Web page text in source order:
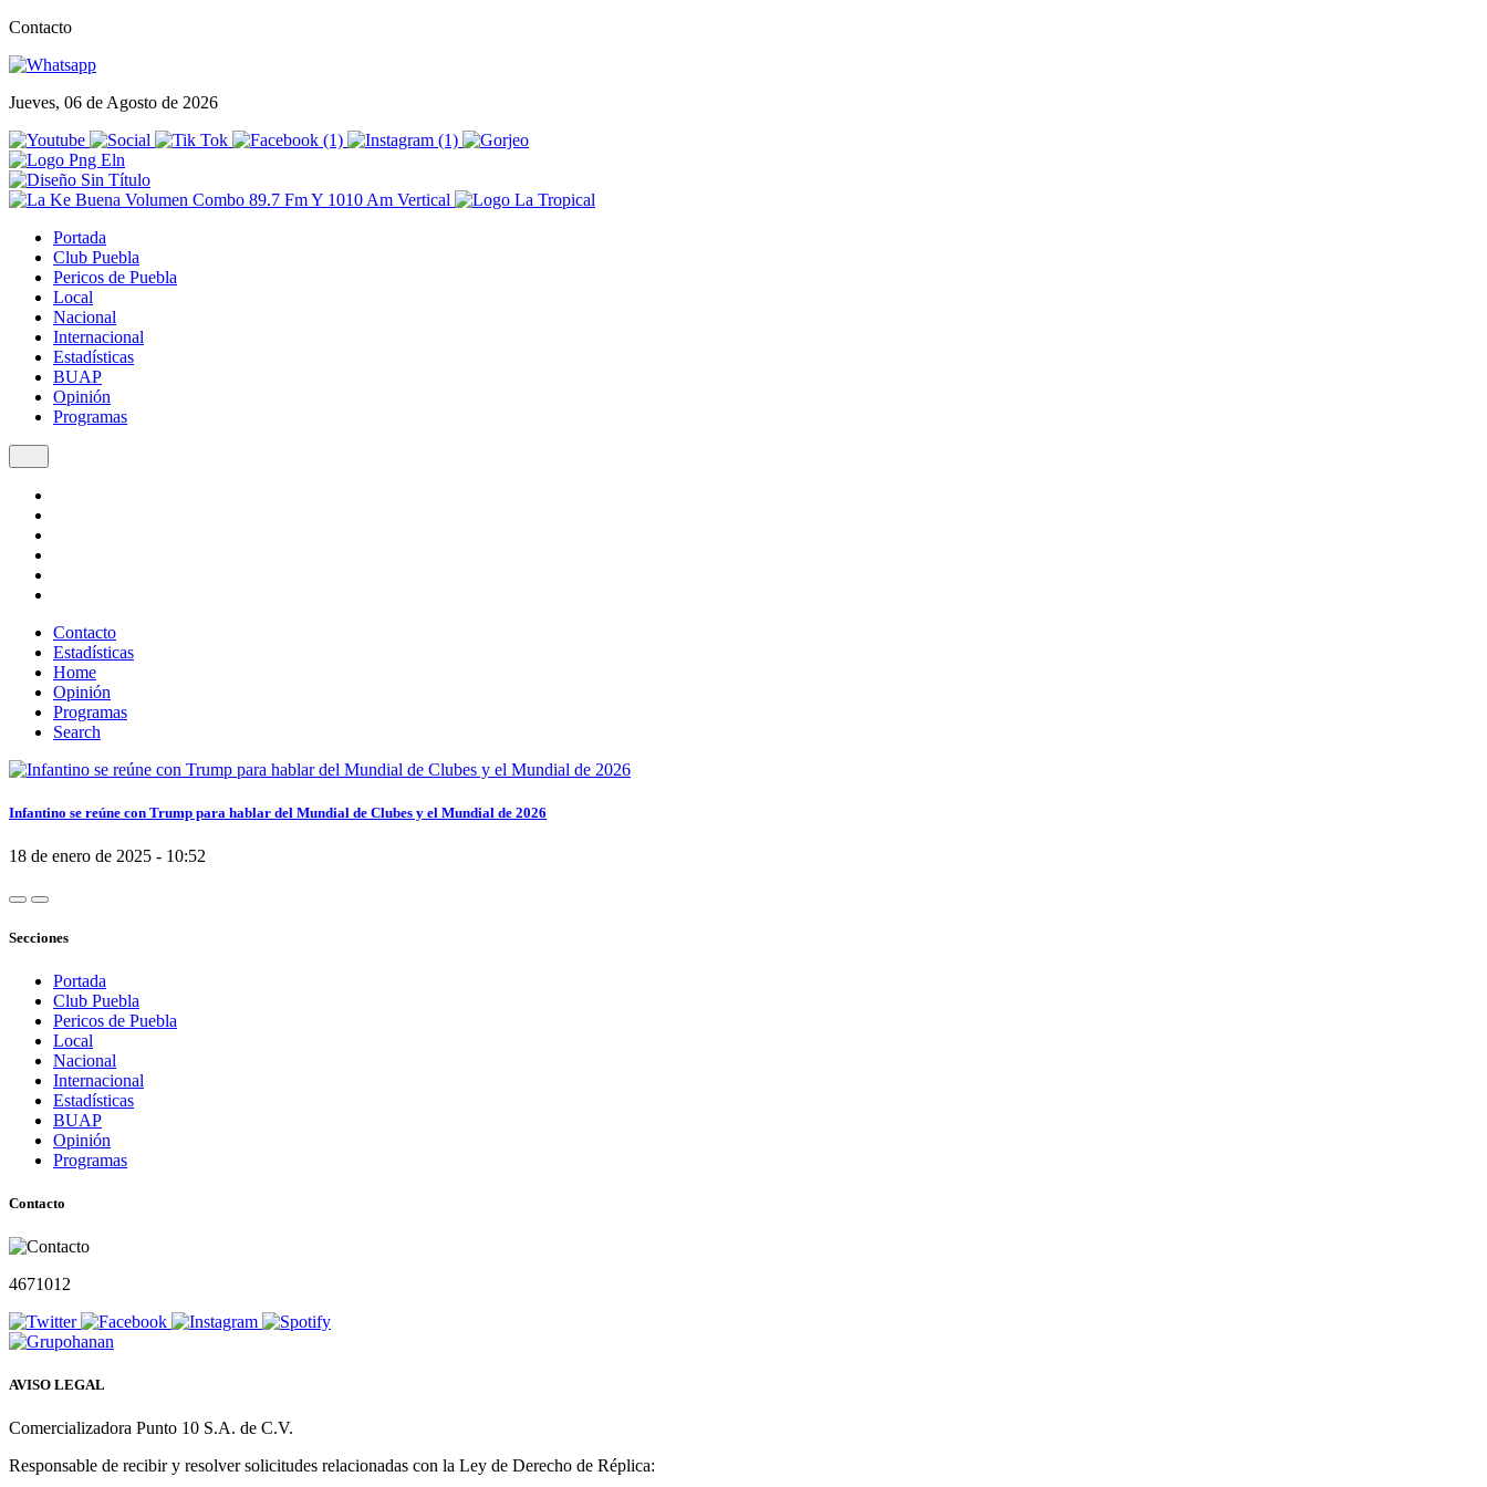
Contacto
Jueves, 06 de Agosto de 2026
Portada
Club Puebla
Pericos de Puebla
Local
Nacional
Internacional
Estadísticas
BUAP
Opinión
Programas
Contacto
Estadísticas
Home
Opinión
Programas
Search
Infantino se reúne con Trump para hablar del Mundial de Clubes y el Mundial de 2026
18 de enero de 2025 - 10:52
Secciones
Portada
Club Puebla
Pericos de Puebla
Local
Nacional
Internacional
Estadísticas
BUAP
Opinión
Programas
Contacto
4671012
AVISO LEGAL
Comercializadora Punto 10 S.A. de C.V.
Responsable de recibir y resolver solicitudes relacionadas con la Ley de Derecho de Réplica: